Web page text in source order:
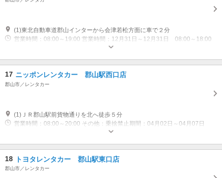
(1)東北自動車道郡山インターから会津若松方面に車で２分
営業時間：08:00～19:00 営業時間：12月31日～12月31日 08:00～18:00
休業日：休業：01月01日～01月03日
17 ニッポンレンタカー 郡山駅西口店
郡山市／レンタカー
(1)ＪＲ郡山駅前貨物通りを北へ徒歩５分
営業時間：08:00～20:00 その他：乗捨禁止期間：04月02日～04月07日
18 トヨタレンタカー 郡山駅東口店
郡山市／レンタカー